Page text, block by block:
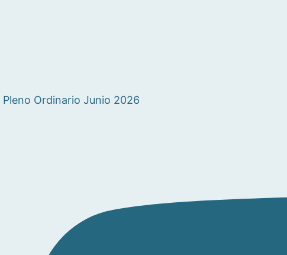
Pleno Ordinario Junio 2026